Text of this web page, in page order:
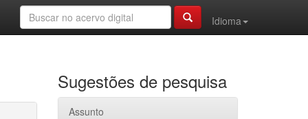
Idioma
Sugestões de pesquisa
Assunto